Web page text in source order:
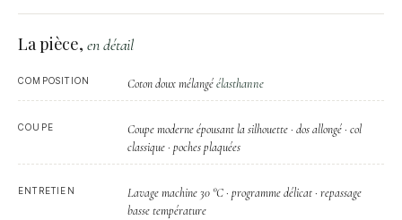
La pièce,en détail
COMPOSITION Coton doux mélangéélasthanne
COUPE
Coupe moderne épousant la silhouette · dos allongé · col
classique · poches plaquées
ENTRETIEN
Lavage machine 30 °C · programme délicat · repassage
basse température